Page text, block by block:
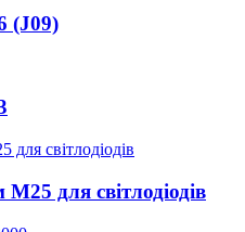
(J09)
для світлодіодів